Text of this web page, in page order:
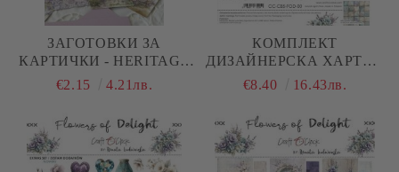
ЗАГОТОВКИ ЗА
КАРТИЧКИ - HERITAGE
WHISPERS - 9
€2.15 4.21лв.
КОМПЛЕКТ
ДИЗАЙНЕРСКА ХАРТИЯ
- FLOWERS OF DELIGHT
€8.40 16.43лв.